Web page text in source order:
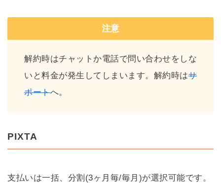
注意
解約時はチャットか電話で問い合わせをしな
いと料金が発生してしまいます。解約時はサ
ポートへ。
PIXTA
支払いは一括、分割(3ヶ月毎/毎月)が選択可能です。